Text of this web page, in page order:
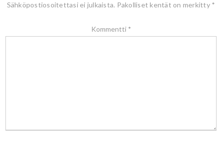
Sähköpostiosoitettasi ei julkaista. Pakolliset kentät on merkitty *
Kommentti *